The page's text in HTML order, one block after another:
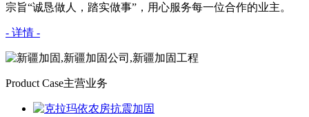
宗旨“诚恳做人，踏实做事”，用心服务每一位合作的业主。
- 详情 -
Product Case主营业务